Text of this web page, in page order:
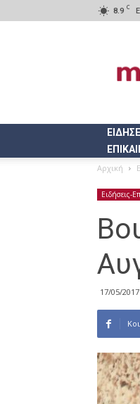
8.9 C
Αρχική
Ειδήσεις-
17/05/2017